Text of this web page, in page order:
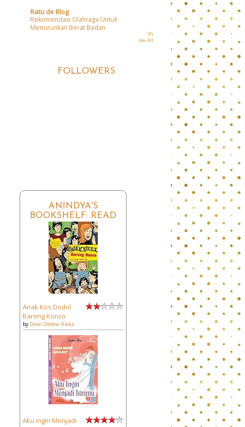
Ratu de Blog
Rekomendasi Olahraga Untuk
Menurunkan Berat Badan
Sh
ow All
FOLLOWERS
ANINDYA'S
BOOKSHELF: READ
Anak Kos Dodol
Bareng Konco
by Dewi Dedew Rieka
Aku ingin Menjadi